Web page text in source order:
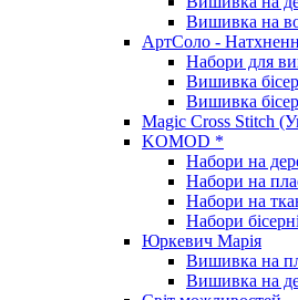
Вишивка на
АртСоло -
Набори для
Вишивка
Вишивка
Magic Cross Stitch
KOMOD *
Набори на
Набори на
Набори на
Набори бісерні
Юркевич Марія
Вишивка на
Вишивка на